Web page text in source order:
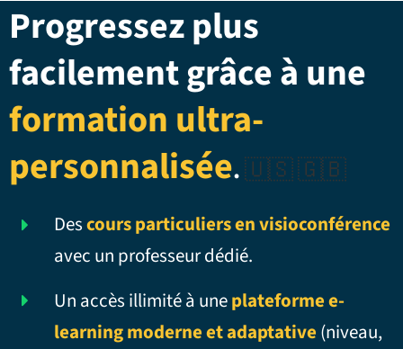
Progressez plus
facilement grâce à une
formation ultra-
personnalisée.🇺🇸 🇬🇧
Descours particuliers en visioconférence
avec un professeur dédié.
Un accès illimité à uneplateforme e-
learning moderne et adaptative (niveau,